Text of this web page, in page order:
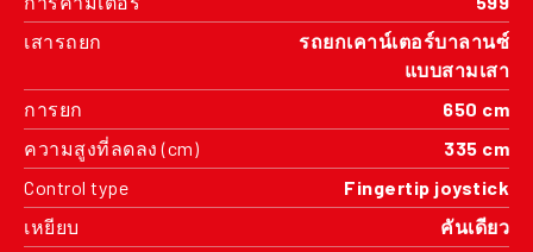
เสารถยก
รถยกเคาน์เตอร์บาลานซ์
แบบสามเสา
การยก
650 cm
ความสูงที่ลดลง (cm)
335 cm
Control type
Fingertip joystick
เหยียบ
คันเดียว